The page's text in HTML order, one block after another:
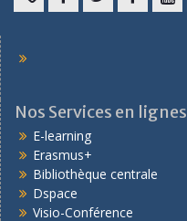
Nos Services en lignes
E-learning
Erasmus+
Bibliothèque centrale
Dspace
Visio-Conférence